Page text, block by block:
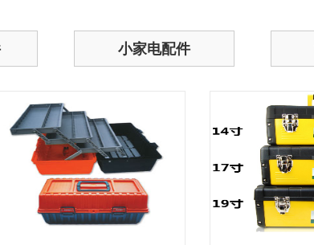
小家电配件